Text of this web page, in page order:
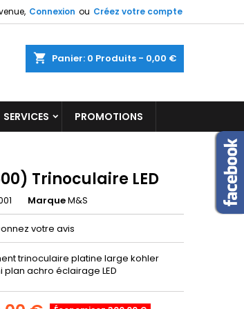
Connexion ou Créez votre compte
shopping_cart Panier: 0 Produits - 0,00 €
SERVICES PROMOTIONS
Trinoculaire LED
MarqueM&S
votre avis
trinoculaire platine large kohler
achro éclairage LED